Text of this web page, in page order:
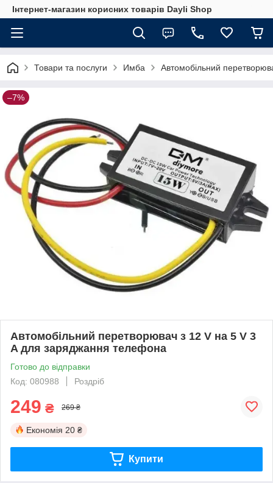
Інтернет-магазин корисних товарів Dayli Shop
Товари та послуги Имба Автомобільний
–7%
Автомобільний перетворювач з 12 V на 5 V 3
A для заряджання телефона
Готово до відправки
Код: 080988
Роздріб
249 ₴ 269 ₴
Економія 20 ₴
Купити